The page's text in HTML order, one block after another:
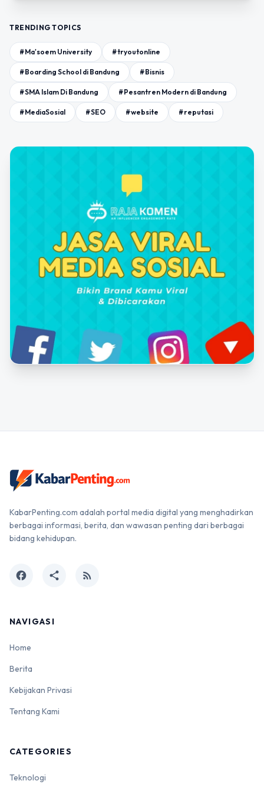
TRENDING TOPICS
#Ma'soem University #tryoutonline
#Boarding School di Bandung #Bisnis
#SMA Islam Di Bandung #Pesantren Modern di Bandung
#MediaSosial #SEO #website #reputasi
KabarPenting.com adalah portal media digital yang menghadirkan
berbagai informasi, berita, dan wawasan penting dari berbagai
bidang kehidupan.
facebook share rss_feed
NAVIGASI
Home
Berita
Kebijakan Privasi
Tentang Kami
CATEGORIES
Teknologi